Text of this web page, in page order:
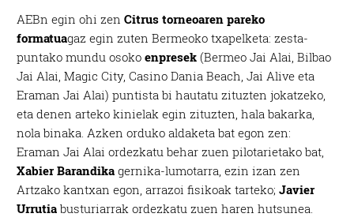
AEBn egin ohi zenCitrus torneoaren pareko
formatuagaz egin zuten Bermeoko txapelketa: zesta-
puntako mundu osokoenpresek (Bermeo Jai Alai, Bilbao
Jai Alai, Magic City, Casino Dania Beach, Jai Alive eta
Eraman Jai Alai) puntista bi hautatu zituzten jokatzeko,
eta denen arteko kinielak egin zituzten, hala bakarka,
nola binaka. Azken orduko aldaketa bat egon zen:
Eraman Jai Alai ordezkatu behar zuen pilotarietako bat,
Xabier Barandika gernika-lumotarra, ezin izan zen
Artzako kantxan egon, arrazoi fisikoak tarteko;Javier
Urrutia busturiarrak ordezkatu zuen haren hutsunea.